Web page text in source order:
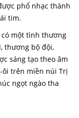
phổ nhạc thành
tim.
có một tình thương
thương bộ đội,
sáng tạo theo âm
ôi trên miền núi Trị
ngọt ngào tha